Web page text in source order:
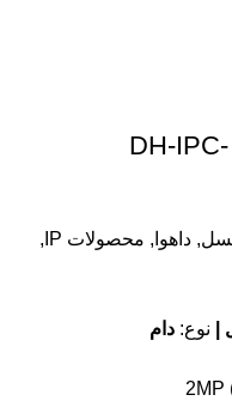
دوربین مداربسته داهوا مدل DH-IPC-
, داهوا , محصولات IP
,
نوع: دام